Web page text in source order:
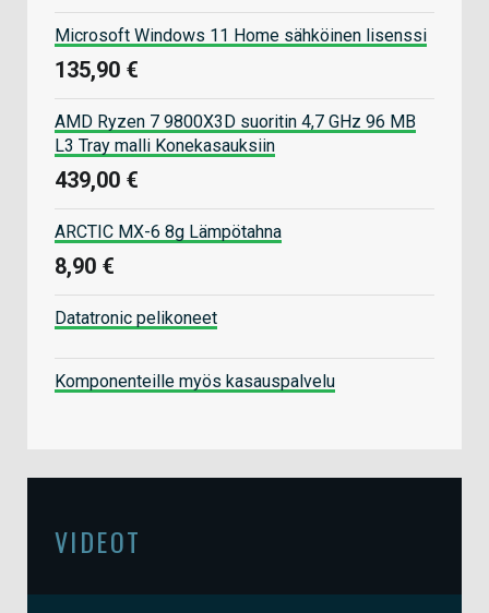
Microsoft Windows 11 Home sähköinen lisenssi
135,90 €
AMD Ryzen 7 9800X3D suoritin 4,7 GHz 96 MB
L3 Tray malli Konekasauksiin
439,00 €
ARCTIC MX-6 8g Lämpötahna
8,90 €
Datatronic pelikoneet
Komponenteille myös kasauspalvelu
VIDEOT